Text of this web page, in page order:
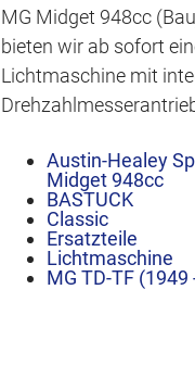
MG Midget 948cc
bieten wir ab sofort
Lichtmaschine mit
Austin-Healey
Midget 948cc
BASTUCK
Classic
Ersatzteile
Lichtmaschine
MG TD-TF (1949